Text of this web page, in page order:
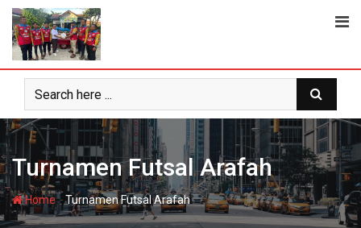
Skip
content
Turnamen Futsal Arafah
Home-Turnamen Futsal Arafah